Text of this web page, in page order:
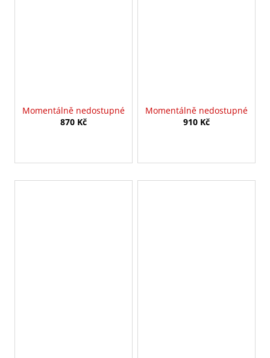
Momentálně nedostupné
870 Kč
Momentálně nedostupné
910 Kč